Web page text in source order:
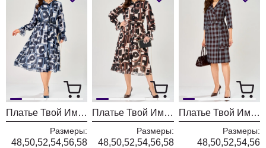
Платье Твой Имидж 2463 серо-голубой с принтом
Размеры:
48,50,52,54,56,58
Платье Твой Имидж 2462 пудровый с принтом
Размеры:
48,50,52,54,56,58
Платье Твой Имидж 2413 шоколадный в клетку
Размеры:
48,50,52,54,56